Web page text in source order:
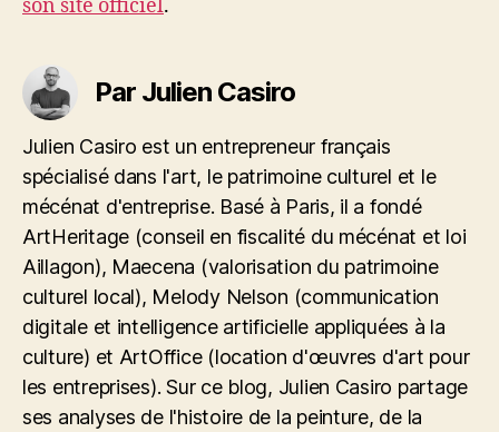
son site officiel.
Par Julien Casiro
Julien Casiro est un entrepreneur français
spécialisé dans l'art, le patrimoine culturel et le
mécénat d'entreprise. Basé à Paris, il a fondé
ArtHeritage (conseil en fiscalité du mécénat et loi
Aillagon), Maecena (valorisation du patrimoine
culturel local), Melody Nelson (communication
digitale et intelligence artificielle appliquées à la
culture) et ArtOffice (location d'œuvres d'art pour
les entreprises). Sur ce blog, Julien Casiro partage
ses analyses de l'histoire de la peinture, de la